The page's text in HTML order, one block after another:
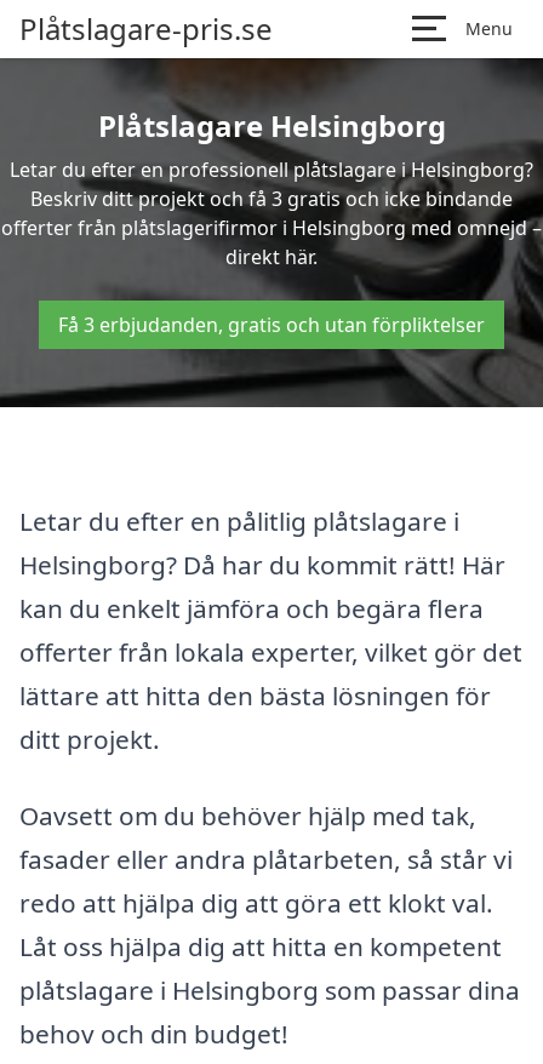
Plåtslagare-pris.se Menu
Plåtslagare Helsingborg
Letar du efter en professionell plåtslagare i Helsingborg?
Beskriv ditt projekt och få 3 gratis och icke bindande
offerter från plåtslagerifirmor i Helsingborg med omnejd –
direkt här.
Få 3 erbjudanden, gratis och utan förpliktelser
Letar du efter en pålitlig plåtslagare i
Helsingborg? Då har du kommit rätt! Här
kan du enkelt jämföra och begära flera
offerter från lokala experter, vilket gör det
lättare att hitta den bästa lösningen för
ditt projekt.
Oavsett om du behöver hjälp med tak,
fasader eller andra plåtarbeten, så står vi
redo att hjälpa dig att göra ett klokt val.
Låt oss hjälpa dig att hitta en kompetent
plåtslagare i Helsingborg som passar dina
behov och din budget!